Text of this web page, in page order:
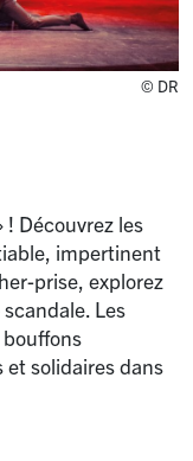
© DR
! Découvrez les
impertinent
prise, explorez
Les
et solidaires dans